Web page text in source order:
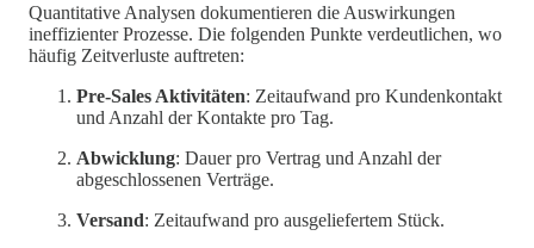
Quantitative Analysen dokumentieren die Auswirkungen
ineffizienter Prozesse. Die folgenden Punkte verdeutlichen, wo
häufig Zeitverluste auftreten:
Pre-Sales Aktivitäten: Zeitaufwand pro Kundenkontakt
und Anzahl der Kontakte pro Tag.
Abwicklung: Dauer pro Vertrag und Anzahl der
abgeschlossenen Verträge.
Versand: Zeitaufwand pro ausgeliefertem Stück.